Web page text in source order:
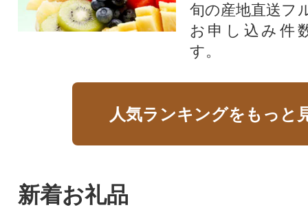
旬の産地直送フ
お申し込み件
す。
人気ランキングをもっと
新着お礼品